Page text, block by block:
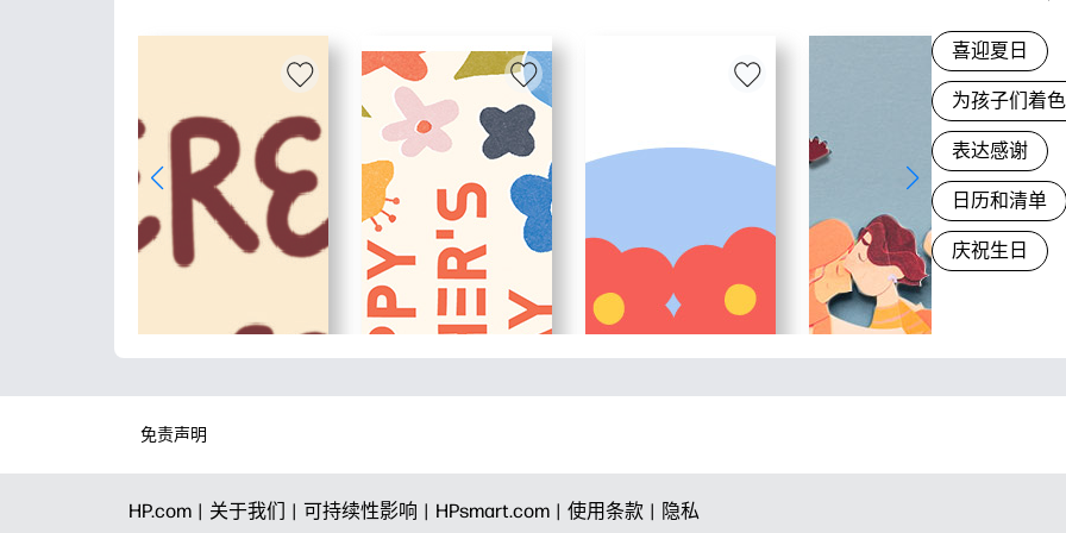
喜迎夏日
为孩子们着色
表达感谢
日历和清单
庆祝生日
免责声明
HP.com | 关于我们 | 可持续性影响 | HPsmart.com | 使用条款 | 隐私